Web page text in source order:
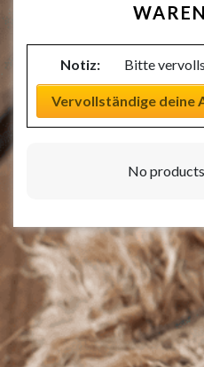
Notiz: Bitte
Vervollständige deine
No